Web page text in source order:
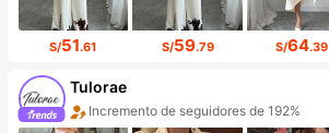
S/51.61 S/59.79 S/64.39
Tulorae
Incremento de seguidores de 192%